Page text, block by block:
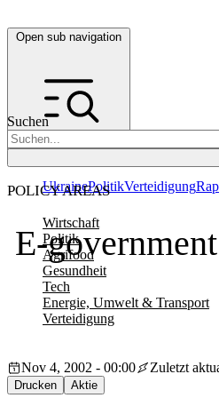
Open sub navigation
Suchen
POLICY AREAS
Wirtschaft
Politik
Agrifood
Gesundheit
Tech
Energie, Umwelt & Transport
Verteidigung
UkrainePolitikVerteidigung
E-
Nov 4, 2002 - 00:00 Zuletzt
Drucken Aktie